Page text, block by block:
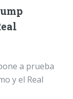
a prueba
y el Real